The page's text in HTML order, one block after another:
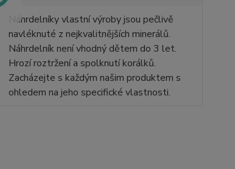
Náhrdelníky vlastní výroby jsou pečlivě
navléknuté z nejkvalitnějších minerálů.
Náhrdelník není vhodný dětem do 3 let.
Hrozí roztržení a spolknutí korálků.
Zacházejte s každým našim produktem s
ohledem na jeho specifické vlastnosti.